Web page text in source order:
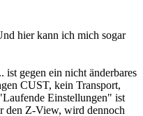
hier kann ich mich sogar
gegen ein nicht änderbares
CUST, kein Transport,
Einstellungen" ist
den Z-View, wird dennoch